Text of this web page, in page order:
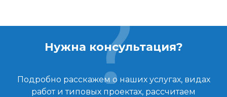
Нужна консультация?
Подробно расскажем о наших услугах, видах
работ и типовых проектах, рассчитаем